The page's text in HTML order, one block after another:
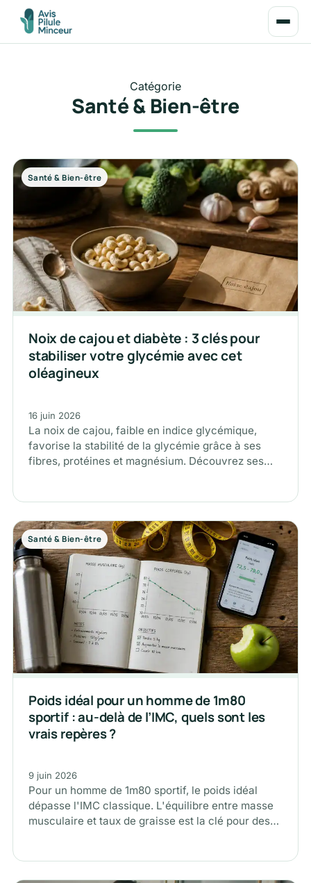
Catégorie
Santé & Bien-être
Santé & Bien-être
Noix de cajou et diabète : 3 clés pour
stabiliser votre glycémie avec cet
oléagineux
16 juin 2026
La noix de cajou, faible en indice glycémique,
favorise la stabilité de la glycémie grâce à ses
fibres, protéines et magnésium. Découvrez ses
Santé & Bien-être
Poids idéal pour un homme de 1m80
sportif : au-delà de l’IMC, quels sont les
vrais repères ?
9 juin 2026
Pour un homme de 1m80 sportif, le poids idéal
dépasse l'IMC classique. L'équilibre entre masse
musculaire et taux de graisse est la clé pour des